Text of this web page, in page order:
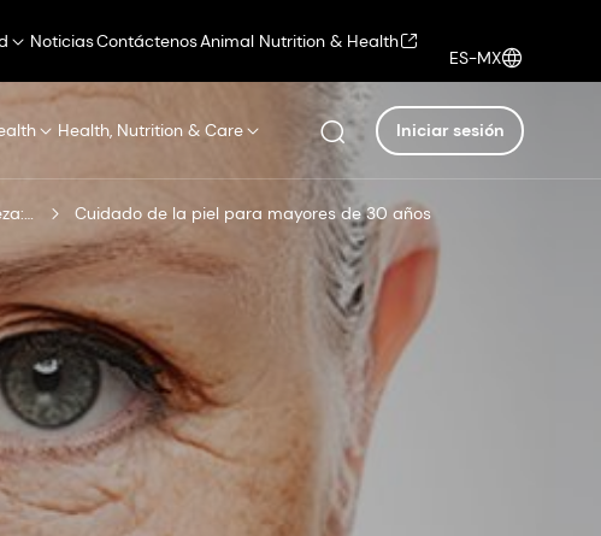
NoticiasContáctenosAnimal Nutrition & Health
ES-MX
Health, Nutrition & Care Iniciar sesión
Tendencias de belleza: Archivo Cuidado de la piel para mayores de 30 años